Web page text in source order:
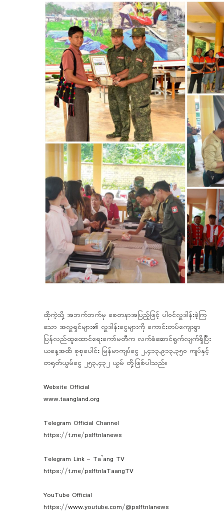
ထိုကဲ့သို့ အဘက်ဘက်မှ စေတနာအပြည့်ဖြင့် ပါဝင်လှူဒါန်းခဲ့ကြ
သော အလှူရှင်များ၏ လှူဒါန်းငွေများကို ကောင်းတပ်ကျေးရွာ
ပြန်လည်ထူထောင်ရေးကော်မတီက လက်ခံဆောင်ရွက်လျက်ရှိပြီး
ယနေ့အထိ စုစုပေါင်း မြန်မာကျပ်ငွေ ၂,၄၁၃,၉၁၃,၃၅၀ ကျပ်နှင့်
တရုတ်ယွမ်ငွေ ၂၅၃,၄၃၂ ယွမ် တို့ဖြစ်ပါသည်။
Website Official
www.taangland.org
Telegram Official Channel
https://t.me/pslftnlanews
Telegram Link – Ta’ang TV
https://t.me/pslftnlaTaangTV
YouTube Official
https://www.youtube.com/@pslftnlanews